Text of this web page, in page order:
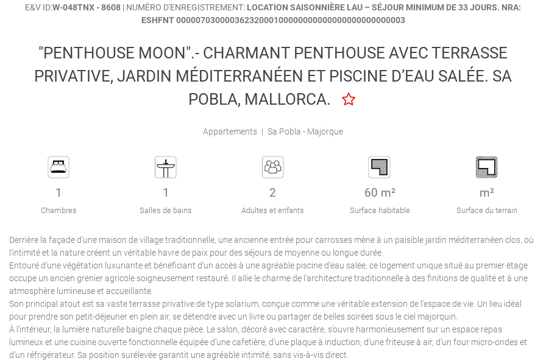
E&V ID:W-048TNX - 8608 | NUMÉRO D'ENREGISTREMENT: LOCATION SAISONNIÈRE LAU – SÉJOUR MINIMUM DE 33 JOURS. NRA:
ESHFNT 00000703000036232000100000000000000000000000003
"PENTHOUSE MOON".- CHARMANT PENTHOUSE AVEC TERRASSE
PRIVATIVE, JARDIN MÉDITERRANÉEN ET PISCINE D’EAU SALÉE. SA
POBLA, MALLORCA.
Appartements | Sa Pobla - Majorque
1
Chambres
1
Salles de bains
2
Adultes et enfants
60 m²
Surface habitable
m²
Surface du terrain
Derrière la façade d’une maison de village traditionnelle, une ancienne entrée pour carrosses mène à un paisible jardin méditerranéen clos, où
l’intimité et la nature créent un véritable havre de paix pour des séjours de moyenne ou longue durée.
Entouré d’une végétation luxuriante et bénéficiant d’un accès à une agréable piscine d’eau salée, ce logement unique situé au premier étage
occupe un ancien grenier agricole soigneusement restauré. Il allie le charme de l’architecture traditionnelle à des finitions de qualité et à une
atmosphère lumineuse et accueillante.
Son principal atout est sa vaste terrasse privative de type solarium, conçue comme une véritable extension de l’espace de vie. Un lieu idéal
pour prendre son petit-déjeuner en plein air, se détendre avec un livre ou partager de belles soirées sous le ciel majorquin.
À l’intérieur, la lumière naturelle baigne chaque pièce. Le salon, décoré avec caractère, s’ouvre harmonieusement sur un espace repas
lumineux et une cuisine ouverte fonctionnelle équipée d’une cafetière, d’une plaque à induction, d’une friteuse à air, d’un four micro-ondes et
d’un réfrigérateur. Sa position surélevée garantit une agréable intimité, sans vis-à-vis direct.